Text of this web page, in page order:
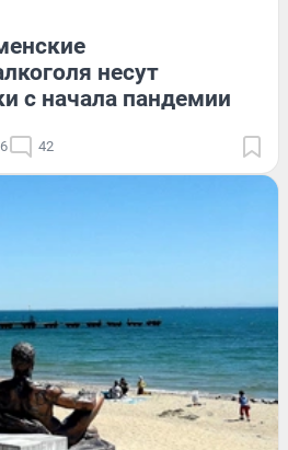
несут
с начала пандемии
42